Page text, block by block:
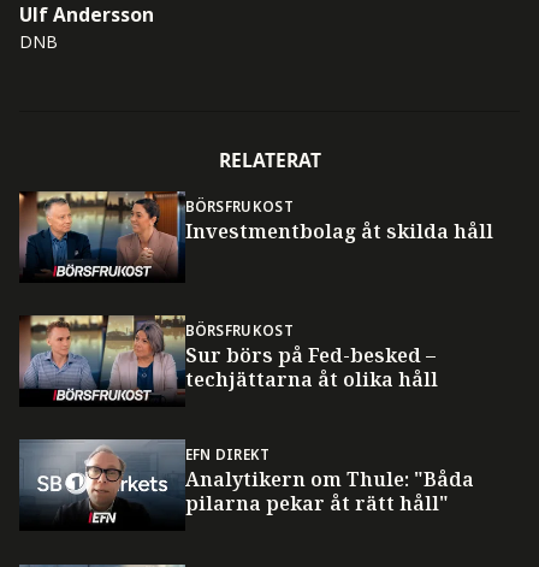
Ulf Andersson
DNB
RELATERAT
BÖRSFRUKOST
Investmentbolag åt skilda håll
BÖRSFRUKOST
Sur börs på Fed-besked –
techjättarna åt olika håll
EFN DIREKT
Analytikern om Thule: "Båda
pilarna pekar åt rätt håll"